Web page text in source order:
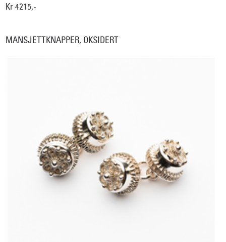
Kr 4215,-
MANSJETTKNAPPER, OKSIDERT